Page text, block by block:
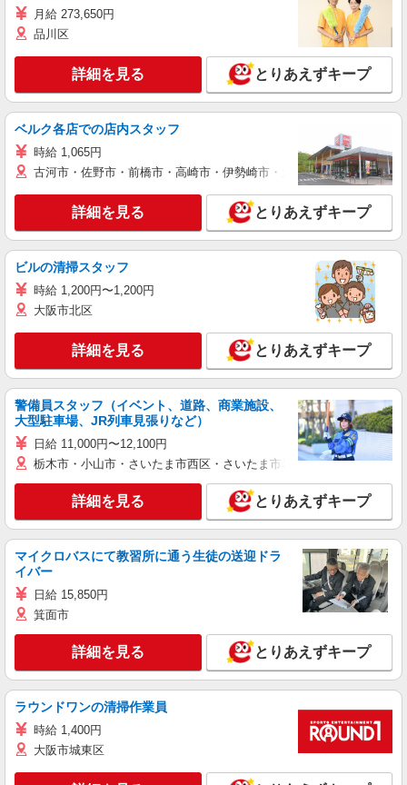
月給 273,650円
品川区
詳細を見る とりあえずキープ
ベルク各店での店内スタッフ
時給 1,065円
古河市・佐野市・前橋市・高崎市・伊勢崎市・太田市・館林市・藤
詳細を見る とりあえずキープ
ビルの清掃スタッフ
時給 1,200円〜1,200円
大阪市北区
詳細を見る とりあえずキープ
警備員スタッフ（イベント、道路、商業施設、
大型駐車場、JR列車見張りなど）
日給 11,000円〜12,100円
栃木市・小山市・さいたま市西区・さいたま市岩槻区・久喜市・蓮田
詳細を見る とりあえずキープ
マイクロバスにて教習所に通う生徒の送迎ドラ
イバー
日給 15,850円
箕面市
詳細を見る とりあえずキープ
ラウンドワンの清掃作業員
時給 1,400円
大阪市城東区